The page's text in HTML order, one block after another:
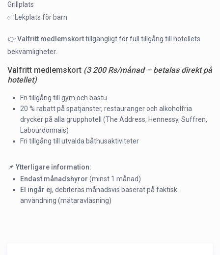
Grillplats
✅ Lekplats för barn
👉Valfritt medlemskorttillgängligt för full tillgång till hotellets
bekvämligheter.
Valfritt medlemskort (3 200 Rs/månad – betalas direkt på
hotellet)
Fri tillgång till gym och bastu
20 % rabatt på spatjänster, restauranger och alkoholfria
drycker på alla grupphotell (The Address, Hennessy, Suffren,
Labourdonnais)
Fri tillgång till utvalda båthusaktiviteter
📌Ytterligare information:
Endast månadshyror (minst 1 månad)
El ingår ej, debiteras månadsvis baserat på faktisk
användning (mätaravläsning)